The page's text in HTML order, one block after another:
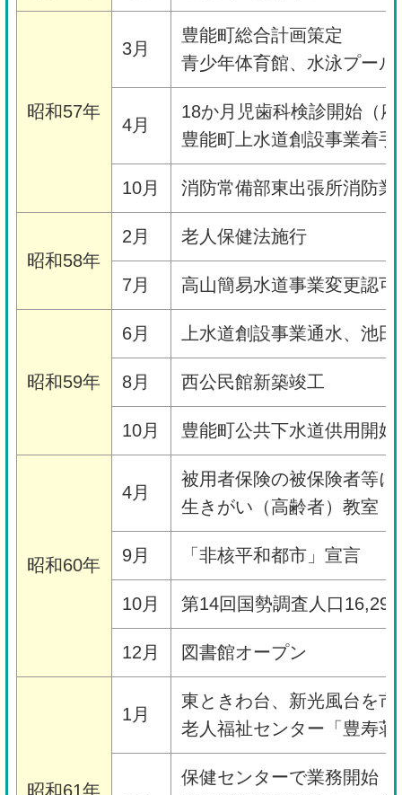
昭和57年
3月
豊能町総合計画策定
青少年体育館、水泳プー
4月
18か月児歯科検診開始（
豊能町上水道創設事業着手
10月 消防常備部東出張所消防
昭和58年
2月 老人保健法施行
7月 高山簡易水道事業変更認可
昭和59年
6月 上水道創設事業通水、池
8月 西公民館新築竣工
10月 豊能町公共下水道供用開
昭和60年
4月
被用者保険の被保険者等
生きがい（高齢者）教室
9月 「非核平和都市」宣言
10月 第14回国勢調査人口
12月 図書館オープン
昭和61年
1月
東ときわ台、新光風台を
老人福祉センター「豊寿
保健センターで業務開始